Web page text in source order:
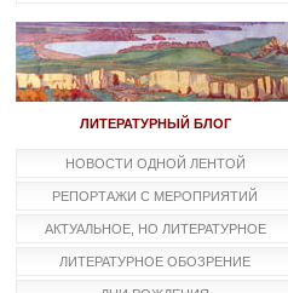
ЛИТЕРАТУРНЫЙ БЛОГ
НОВОСТИ ОДНОЙ ЛЕНТОЙ
РЕПОРТАЖИ С МЕРОПРИЯТИЙ
АКТУАЛЬНОЕ, НО ЛИТЕРАТУРНОЕ
ЛИТЕРАТУРНОЕ ОБОЗРЕНИЕ